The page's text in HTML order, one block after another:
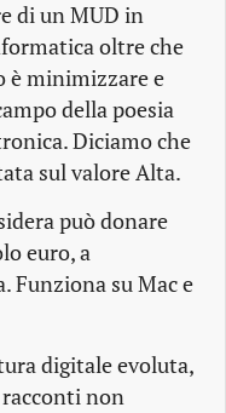
di un MUD in
oltre che
è minimizzare e
della poesia
Diciamo che
sul valore Alta.
può donare
euro, a
Funziona su Mac e
digitale evoluta,
racconti non